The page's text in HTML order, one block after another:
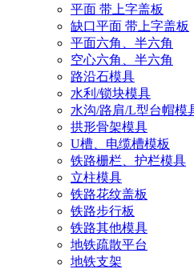
平面 带上字盖板
缺口平面 带上字盖板
平面六角、半六角
空心六角、半六角
路沿石模具
水利/锁块模具
水沟/路肩/L型台帽模
拱形骨架模具
U槽、电缆槽模板
铁路栅栏、护栏模具
立柱模具
铁路花纹盖板
铁路步行板
铁路其他模具
地铁疏散平台
地铁支架